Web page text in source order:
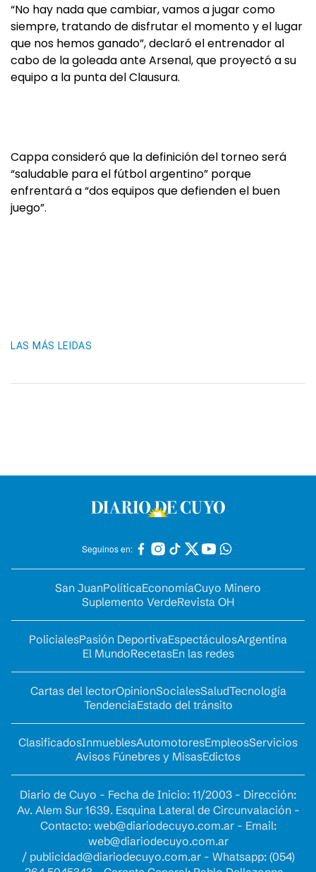
“No hay nada que cambiar, vamos a jugar como
siempre, tratando de disfrutar el momento y el lugar
que nos hemos ganado”, declaró el entrenador al
cabo de la goleada ante Arsenal, que proyectó a su
equipo a la punta del Clausura.
Cappa consideró que la definición del torneo será
“saludable para el fútbol argentino” porque
enfrentará a “dos equipos que defienden el buen
juego”.
LAS MÁS LEIDAS
Seguinos en:
San JuanPolíticaEconomíaCuyo Minero
Suplemento VerdeRevista OH
PolicialesPasión DeportivaEspectáculosArgentina
El MundoRecetasEn las redes
Cartas del lectorOpinionSocialesSaludTecnología
TendenciaEstado del tránsito
ClasificadosInmueblesAutomotoresEmpleosServicios
Avisos Fúnebres y MisasEdictos
Diario de Cuyo - Fecha de Inicio: 11/2003 - Dirección:
Av. Alem Sur 1639. Esquina Lateral de Circunvalación -
Contacto: web@diariodecuyo.com.ar- Email:
web@diariodecuyo.com.ar
/ publicidad@diariodecuyo.com.ar- Whatsapp: (054)